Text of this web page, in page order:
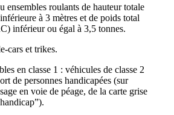
ensembles roulants de hauteur totale
à 3 mètres et de poids total
inférieur ou égal à 3,5 tonnes.
cars et trikes.
en classe 1 : véhicules de classe 2
de personnes handicapées (sur
en voie de péage, de la carte grise